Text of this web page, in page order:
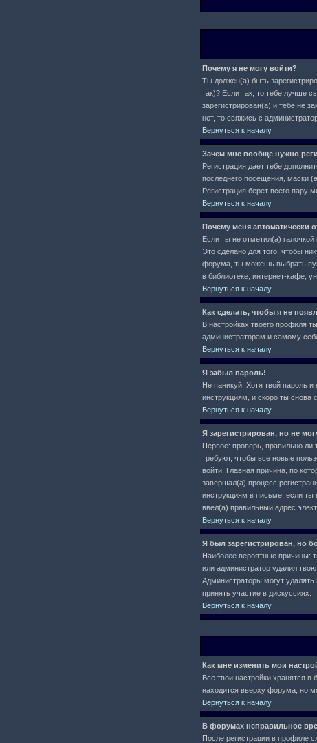
Почему я не могу войти?
Ты должен(а) быть
так)? Если так, то тебе лучше
зарегистрирован(а) и тебе не
нет, то свяжись с
Вернуться к началу
Зачем мне вообще нужно
Регистрация дает тебе
последнего посещения, маски
Регистрация берет всего пару
Вернуться к началу
Почему меня автоматически
Если ты не отметил(а) галочкой
Это сделано для того, чтобы
форума, ты можешь выбрать
в библиотеке, интернет-кафе,
Вернуться к началу
Как сделать, чтобы я не
В настройках твоего профиля
администраторам и самому
Вернуться к началу
Я забыл пароль!
Не паникуй. Хотя твой пароль
инструкциям, и скоро ты
Вернуться к началу
Я зарегистрирован, но не
Первое: проверь, правильно ли
требуют, чтобы все новые
войти. Главная причина, по
завершал(а) процесс
инструкциям в письме; если ты
ввел(а) правильный адрес
Вернуться к началу
Я был зарегистрирован, но
Наиболее вероятные причины:
или администратор удалил
Администраторы могут
принять участие в дискуссиях.
Вернуться к началу
Как мне изменить мои
Все твои настройки хранятся
находится вверху форума, но
Вернуться к началу
В форумах неправильное
После регистрации в профиле